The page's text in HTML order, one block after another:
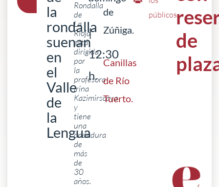
la
rondalla
suenan
en
el
Valle
de
la
Lengua
Rondalla
de
La
Rioja
está
dirigida
por
la
profesora
lrina
Kazimirscaya
y
tiene
una
andadura
de
más
de
30
años.
|
12:30
h.
de
Zúñiga.
Canillas
de Río
Tuerto.
públicos
de